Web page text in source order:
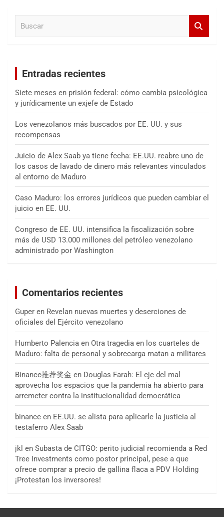
Entradas recientes
Siete meses en prisión federal: cómo cambia psicológica
y jurídicamente un exjefe de Estado
Los venezolanos más buscados por EE. UU. y sus
recompensas
Juicio de Alex Saab ya tiene fecha: EE.UU. reabre uno de
los casos de lavado de dinero más relevantes vinculados
al entorno de Maduro
Caso Maduro: los errores jurídicos que pueden cambiar el
juicio en EE. UU.
Congreso de EE. UU. intensifica la fiscalización sobre
más de USD 13.000 millones del petróleo venezolano
administrado por Washington
Comentarios recientes
Guper en Revelan nuevas muertes y deserciones de
oficiales del Ejército venezolano
Humberto Palencia en Otra tragedia en los cuarteles de
Maduro: falta de personal y sobrecarga matan a militares
Binance推荐奖金 en Douglas Farah: El eje del mal
aprovecha los espacios que la pandemia ha abierto para
arremeter contra la institucionalidad democrática
binance en EE.UU. se alista para aplicarle la justicia al
testaferro Alex Saab
jkl en Subasta de CITGO: perito judicial recomienda a Red
Tree Investments como postor principal, pese a que
ofrece comprar a precio de gallina flaca a PDV Holding
¡Protestan los inversores!